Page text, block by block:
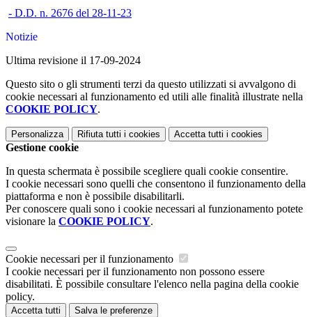
- D.D. n. 2676 del 28-11-23
Notizie
Ultima revisione il 17-09-2024
Questo sito o gli strumenti terzi da questo utilizzati si avvalgono di
cookie necessari al funzionamento ed utili alle finalità illustrate nella
COOKIE POLICY.
Personalizza Rifiuta tutti i cookies Accetta tutti i cookies
Gestione cookie
In questa schermata è possibile scegliere quali cookie consentire.
I cookie necessari sono quelli che consentono il funzionamento della
piattaforma e non è possibile disabilitarli.
Per conoscere quali sono i cookie necessari al funzionamento potete
visionare la COOKIE POLICY.
Cookie necessari per il funzionamento
I cookie necessari per il funzionamento non possono essere
disabilitati. È possibile consultare l'elenco nella pagina della cookie
policy.
Accetta tutti Salva le preferenze